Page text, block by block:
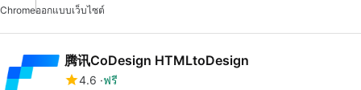
Chromeออกแบบเว็บไซต์
腾讯CoDesign HTMLtoDesign
4.6 ฟรี